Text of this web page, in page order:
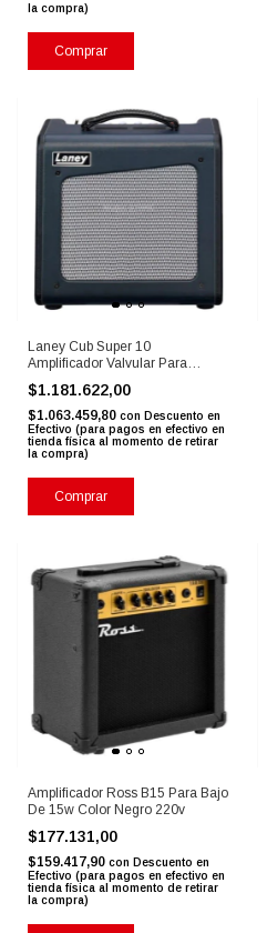
la compra)
Comprar
Laney Cub Super 10
Amplificador Valvular Para
Guitarra 6w
$1.181.622,00
$1.063.459,80 con Descuento en
Efectivo (para pagos en efectivo en
tienda física al momento de retirar
la compra)
Comprar
Amplificador Ross B15 Para Bajo
De 15w Color Negro 220v
$177.131,00
$159.417,90 con Descuento en
Efectivo (para pagos en efectivo en
tienda física al momento de retirar
la compra)